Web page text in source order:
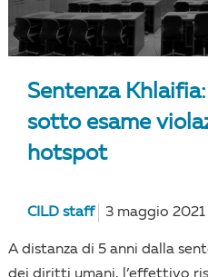
Sentenza
sotto esame
hotspot
CILD staff 3 maggio 2021
A distanza di 5 anni dalla